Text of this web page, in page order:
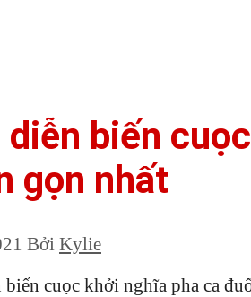
diễn biến
gọn nhất
Bởi Kylie
biến cuọc khởi nghĩa pha ca